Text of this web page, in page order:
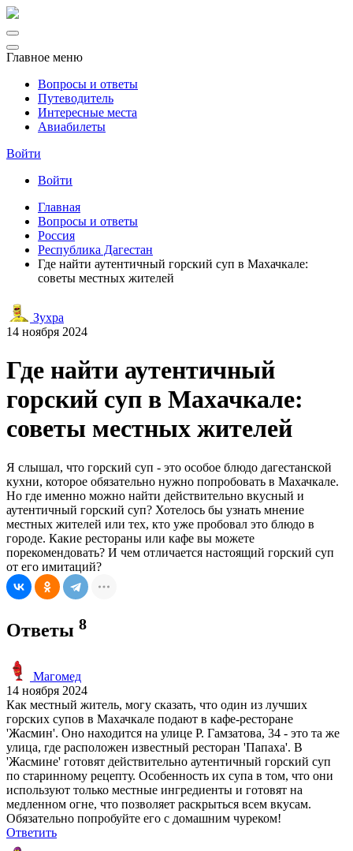
Главное меню
Вопросы и ответы
Путеводитель
Интересные места
Авиабилеты
Войти
Войти
Главная
Вопросы и ответы
Россия
Республика Дагестан
Где найти аутентичный горский суп в Махачкале:
советы местных жителей
Зухра
14 ноября 2024
Где найти аутентичный
горский суп в Махачкале:
советы местных жителей
Я слышал, что горский суп - это особое блюдо дагестанской
кухни, которое обязательно нужно попробовать в Махачкале.
Но где именно можно найти действительно вкусный и
аутентичный горский суп? Хотелось бы узнать мнение
местных жителей или тех, кто уже пробовал это блюдо в
городе. Какие рестораны или кафе вы можете
порекомендовать? И чем отличается настоящий горский суп
от его имитаций?
Ответы 8
Магомед
14 ноября 2024
Как местный житель, могу сказать, что один из лучших
горских супов в Махачкале подают в кафе-ресторане
'Жасмин'. Оно находится на улице Р. Гамзатова, 34 - это та же
улица, где расположен известный ресторан 'Папаха'. В
'Жасмине' готовят действительно аутентичный горский суп
по старинному рецепту. Особенность их супа в том, что они
используют только местные ингредиенты и готовят на
медленном огне, что позволяет раскрыться всем вкусам.
Обязательно попробуйте его с домашним чуреком!
Ответить